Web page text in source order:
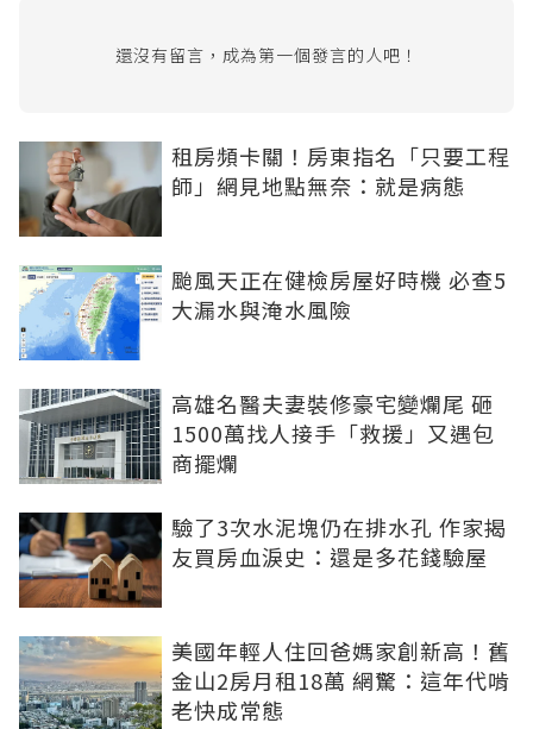
還沒有留言，成為第一個發言的人吧！
租房頻卡關！房東指名「只要工程
師」網見地點無奈：就是病態
颱風天正在健檢房屋好時機 必查5
大漏水與淹水風險
高雄名醫夫妻裝修豪宅變爛尾 砸
1500萬找人接手「救援」又遇包
商擺爛
驗了3次水泥塊仍在排水孔 作家揭
友買房血淚史：還是多花錢驗屋
美國年輕人住回爸媽家創新高！舊
金山2房月租18萬 網驚：這年代啃
老快成常態